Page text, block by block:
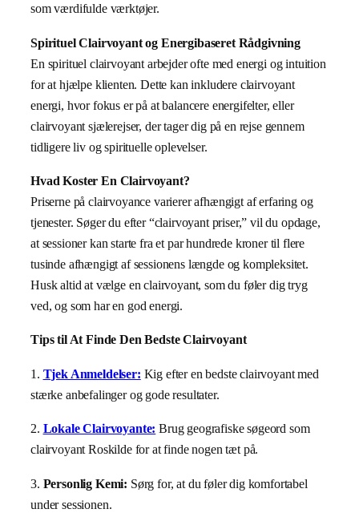
som værdifulde værktøjer.
Spirituel Clairvoyant og Energibaseret Rådgivning
En spirituel clairvoyant arbejder ofte med energi og intuition
for at hjælpe klienten. Dette kan inkludere clairvoyant
energi, hvor fokus er på at balancere energifelter, eller
clairvoyant sjælerejser, der tager dig på en rejse gennem
tidligere liv og spirituelle oplevelser.
Hvad Koster En Clairvoyant?
Priserne på clairvoyance varierer afhængigt af erfaring og
tjenester. Søger du efter “clairvoyant priser,” vil du opdage,
at sessioner kan starte fra et par hundrede kroner til flere
tusinde afhængigt af sessionens længde og kompleksitet.
Husk altid at vælge en clairvoyant, som du føler dig tryg
ved, og som har en god energi.
Tips til At Finde Den Bedste Clairvoyant
1. Tjek Anmeldelser: Kig efter en bedste clairvoyant med
stærke anbefalinger og gode resultater.
2. Lokale Clairvoyante: Brug geografiske søgeord som
clairvoyant Roskilde for at finde nogen tæt på.
3. Personlig Kemi: Sørg for, at du føler dig komfortabel
under sessionen.